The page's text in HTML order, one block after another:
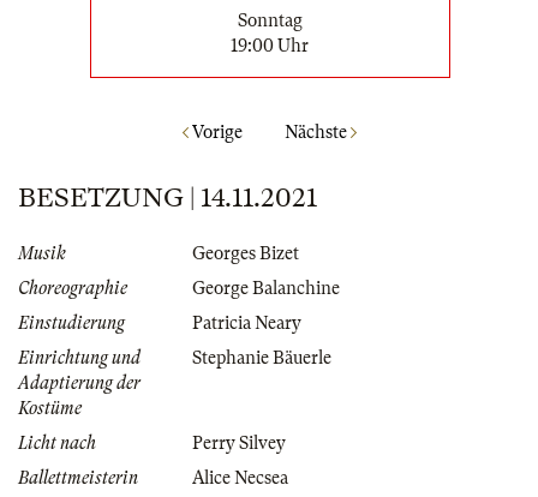
Sonntag
19:00 Uhr
Vorige Nächste
BESETZUNG | 14.11.2021
Musik
Georges Bizet
Choreographie
George Balanchine
Einstudierung
Patricia Neary
Einrichtung und
Adaptierung der
Kostüme
Stephanie Bäuerle
Licht nach
Perry Silvey
Ballettmeisterin
Alice Necsea